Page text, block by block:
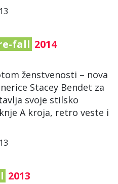
fall 2014
ženstvenosti – nova
Stacey Bendet za
svoje stilsko
A kroja, retro veste i
2013